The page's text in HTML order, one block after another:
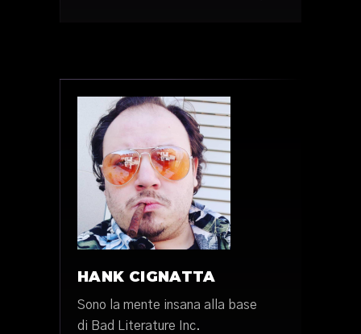
HANK CIGNATTA
Sono la mente insana alla base
di Bad Literature Inc.